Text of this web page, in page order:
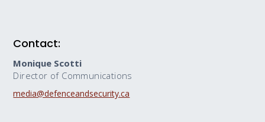
Contact:
Monique Scotti
Director of Communications
media@defenceandsecurity.ca